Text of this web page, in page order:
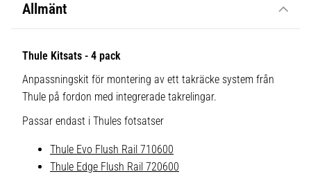
Allmänt
Thule Kitsats - 4 pack
Anpassningskit för montering av ett takräcke system från
Thule på fordon med integrerade takrelingar.
Passar endast i Thules fotsatser
Thule Evo Flush Rail 710600
Thule Edge Flush Rail 720600